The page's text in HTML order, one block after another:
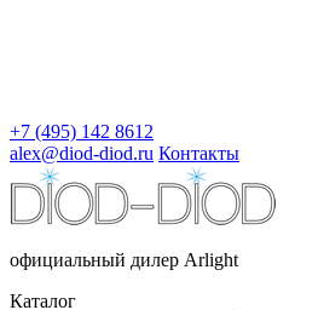
+7 (495) 142 8612
alex@diod-diod.ru Контакты
официальный дилер Arlight
Каталог